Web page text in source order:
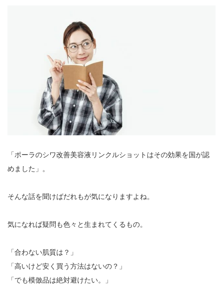
「ポーラのシワ改善美容液リンクルショットはその効果を国が認
めました」。
そんな話を聞けばだれもが気になりますよね。
気になれば疑問も色々と生まれてくるもの。
「合わない肌質は？」
「高いけど安く買う方法はないの？」
「でも模倣品は絶対避けたい。」